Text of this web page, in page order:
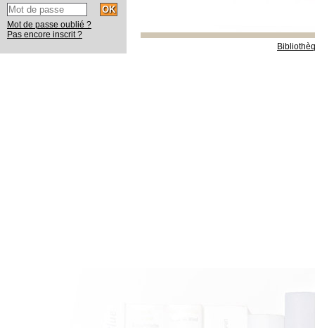
Mot de passe oublié ?
Pas encore inscrit ?